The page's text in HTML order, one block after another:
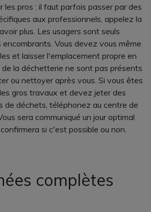
les pros : il faut parfois passer par des
aux professionnels, appelez la
plus. Les usagers sont seuls
encombrants. Vous devez vous même
et laisser l'emplacement propre en
la déchetterie ne sont pas présents
ou nettoyer après vous. Si vous êtes
gros travaux et devez jeter des
de déchets, téléphonez au centre de
sera communiqué un jour optimal
si c'est possible ou non.
complètes